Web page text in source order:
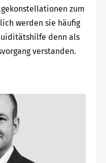
zum
werden sie häufig
denn als
verstanden.